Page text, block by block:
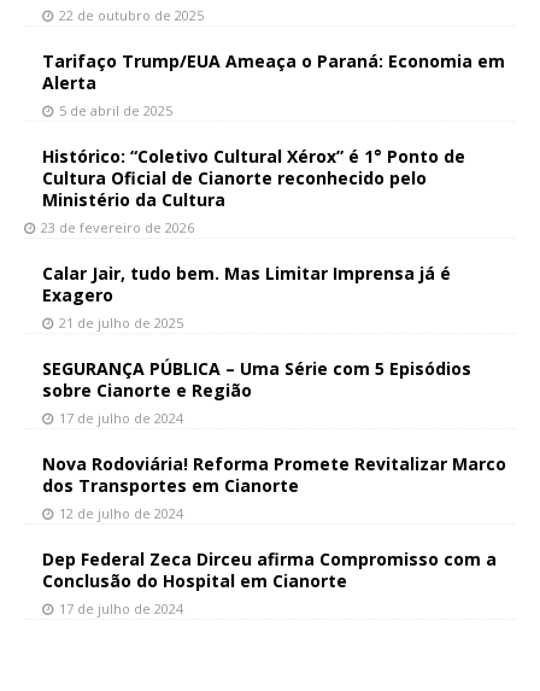
22 de outubro de 2025
Tarifaço Trump/EUA Ameaça o Paraná: Economia em
Alerta
5 de abril de 2025
Histórico: “Coletivo Cultural Xérox” é 1° Ponto de
Cultura Oficial de Cianorte reconhecido pelo
Ministério da Cultura
23 de fevereiro de 2026
Calar Jair, tudo bem. Mas Limitar Imprensa já é
Exagero
21 de julho de 2025
SEGURANÇA PÚBLICA – Uma Série com 5 Episódios
sobre Cianorte e Região
17 de julho de 2024
Nova Rodoviária! Reforma Promete Revitalizar Marco
dos Transportes em Cianorte
12 de julho de 2024
Dep Federal Zeca Dirceu afirma Compromisso com a
Conclusão do Hospital em Cianorte
17 de julho de 2024